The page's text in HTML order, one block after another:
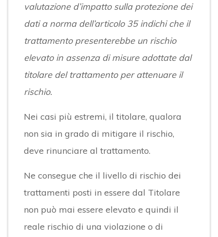
valutazione d’impatto sulla protezione dei
dati a norma dell’articolo 35 indichi che il
trattamento presenterebbe un rischio
elevato in assenza di misure adottate dal
titolare del trattamento per attenuare il
rischio.
Nei casi più estremi, il titolare, qualora
non sia in grado di mitigare il rischio,
deve rinunciare al trattamento.
Ne consegue che il livello di rischio dei
trattamenti posti in essere dal Titolare
non può mai essere elevato e quindi il
reale rischio di una violazione o di